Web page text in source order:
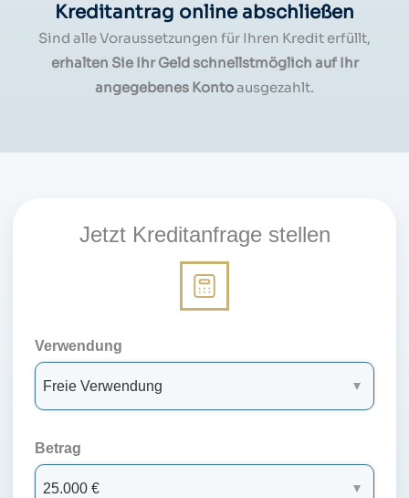
Kreditantrag online abschließen
Sind alle Voraussetzungen für Ihren Kredit erfüllt,
erhalten Sie Ihr Geld schnellstmöglich auf Ihr
angegebenes Kontoausgezahlt.
Jetzt Kreditanfrage stellen
Verwendung
Betrag